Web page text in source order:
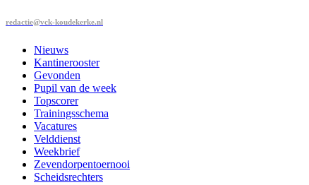
redactie@vck-koudekerke.nl
Nieuws
Kantinerooster
Gevonden
Pupil van de week
Topscorer
Trainingsschema
Vacatures
Velddienst
Weekbrief
Zevendorpentoernooi
Scheidsrechters